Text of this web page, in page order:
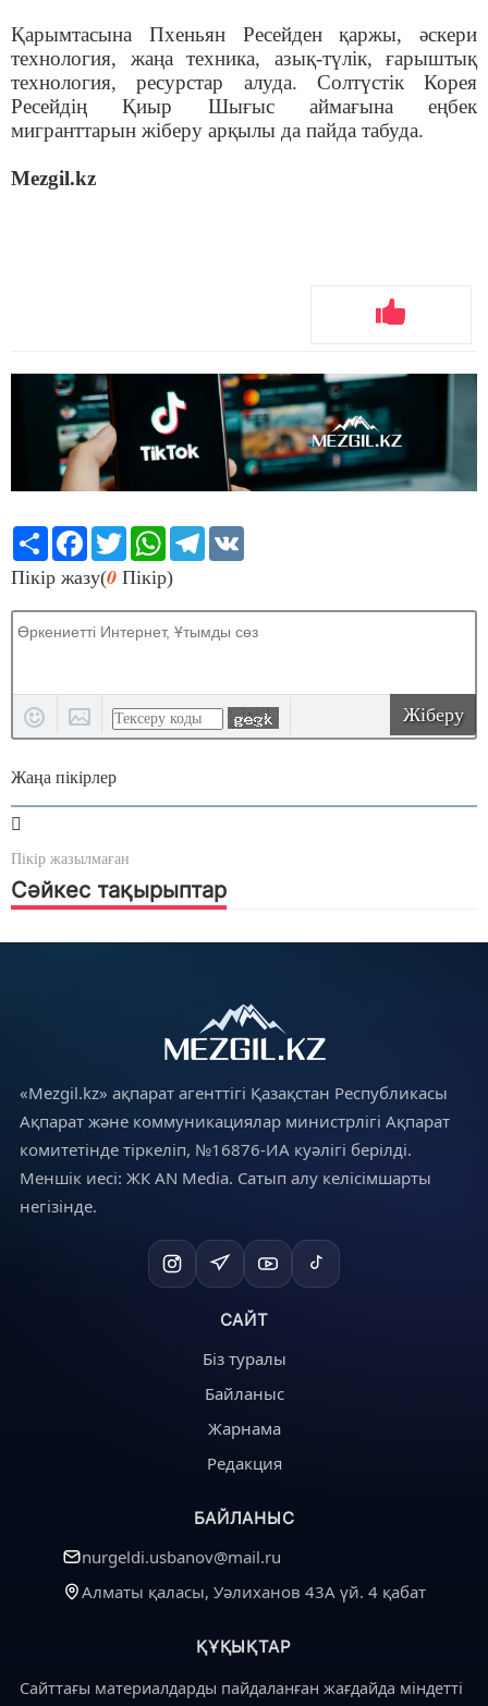
Қарымтасына Пхеньян Ресейден қаржы, әскери
технология, жаңа техника, азық-түлік, ғарыштық
технология, ресурстар алуда. Солтүстік Корея
Ресейдің Қиыр Шығыс аймағына еңбек
мигранттарын жіберу арқылы да пайда табуда.
Mezgil.kz
Share Facebook
TwitterWhatsApp
Telegram
Пікір жазу(0 Пікір)
Жіберу
Жаңа пікірлер
Пікір жазылмаған
Сәйкес тақырыптар
«Mezgil.kz» ақпарат агенттігі Қазақстан Республикасы
Ақпарат және коммуникациялар министрлігі Ақпарат
комитетінде тіркеліп, №16876-ИА куәлігі берілді.
Меншік иесі: ЖК AN Media. Сатып алу келісімшарты
негізінде.
САЙТ
Біз туралы
Байланыс
Жарнама
Редакция
БАЙЛАНЫС
nurgeldi.usbanov@mail.ru
Алматы қаласы, Уәлиханов 43А үй. 4 қабат
ҚҰҚЫҚТАР
Сайттағы материалдарды пайдаланған жағдайда міндетті